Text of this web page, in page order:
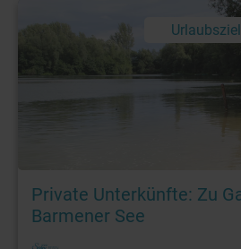
Private Unterkünfte: Zu
Barmener See